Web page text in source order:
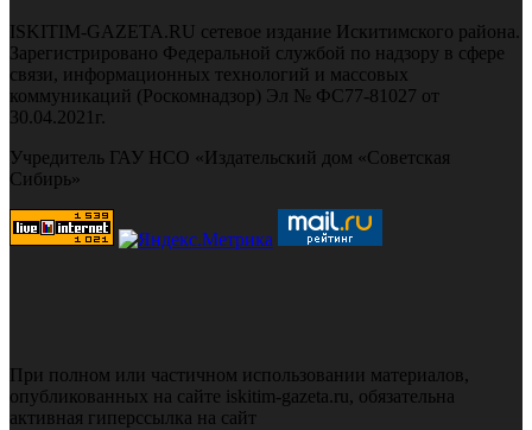
ISKITIM-GAZETA.RU сетевое издание Искитимского района.
Зарегистрировано Федеральной службой по надзору в сфере
связи, информационных технологий и массовых
коммуникаций (Роскомнадзор) Эл № ФС77-81027 от
30.04.2021г.
Учредитель ГАУ НСО «Издательский дом «Советская
Сибирь»
При полном или частичном использовании материалов,
опубликованных на сайте iskitim-gazeta.ru, обязательна
активная гиперссылка на сайт